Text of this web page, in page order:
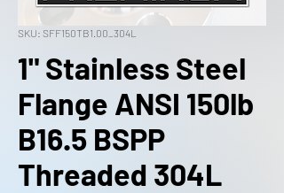
SKU: SFF150TB1.00_304L
1" Stainless Steel
Flange ANSI 150lb
B16.5 BSPP
Threaded 304L